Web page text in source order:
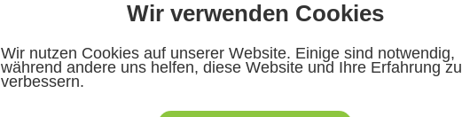
Wir verwenden Cookies
Wir nutzen Cookies auf unserer Website. Einige sind notwendig,
während andere uns helfen, diese Website und Ihre Erfahrung zu
verbessern.